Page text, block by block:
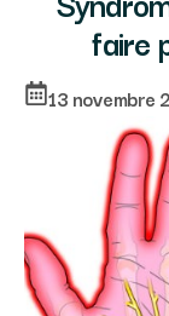
faire
13 novembre